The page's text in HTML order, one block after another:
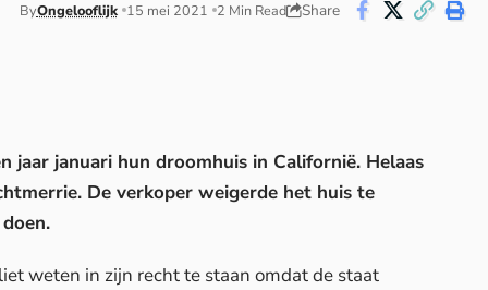
ByOngelooflijk 15 mei 2021 2 Min Read Share
jaar januari hun droomhuis in Californië. Helaas
De verkoper weigerde het huis te
weten in zijn recht te staan omdat de staat